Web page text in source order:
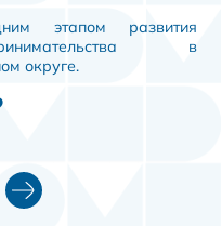
этапом развития
в
округе.